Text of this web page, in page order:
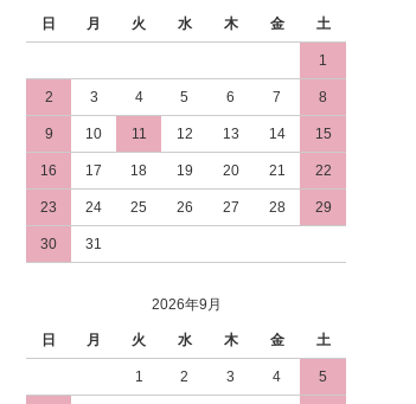
日 月 火 水 木 金 土
1
2 3 4 5 6 7 8
9 10 11 12 13 14 15
16 17 18 19 20 21 22
23 24 25 26 27 28 29
30 31
2026年9月
日 月 火 水 木 金 土
1 2 3 4 5